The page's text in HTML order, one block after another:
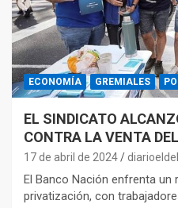
ECONOMÍA GREMIALES
EL SINDICATO
CONTRA LA VENTA
17 de abril de 2024
El Banco Nación enfrenta
privatización, con